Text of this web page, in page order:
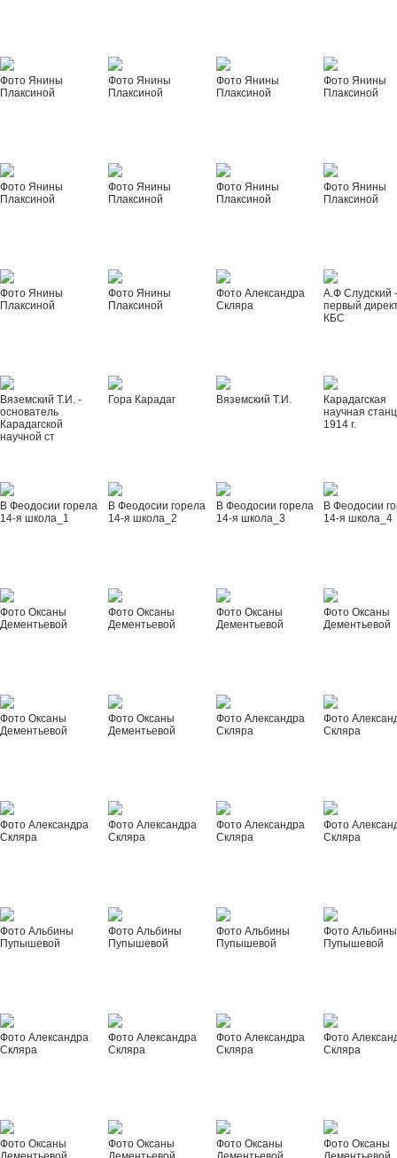
Фото Янины
Плаксиной
Фото Янины
Плаксиной
Фото Янины
Плаксиной
Фото Янины
Плаксиной
Фото Янины
Плаксиной
Фото Янины
Плаксиной
Фото Янины
Плаксиной
Фото Янины
Плаксиной
Фото Янины
Плаксиной
Фото Янины
Плаксиной
Фото Александра
Скляра
А.Ф Слудский
первый
КБС
Вяземский Т.И. -
основатель
Карадагской
научной ст
Гора Карадаг Вяземский Т.И.
Карадагская
научная
1914 г.
В Феодосии горела
14-я школа_1
В Феодосии горела
14-я школа_2
В Феодосии горела
14-я школа_3
В Феодосии
14-я школа_4
Фото Оксаны
Дементьевой
Фото Оксаны
Дементьевой
Фото Оксаны
Дементьевой
Фото Оксаны
Дементьевой
Фото Оксаны
Дементьевой
Фото Оксаны
Дементьевой
Фото Александра
Скляра
Фото
Скляра
Фото Александра
Скляра
Фото Александра
Скляра
Фото Александра
Скляра
Фото
Скляра
Фото Альбины
Пупышевой
Фото Альбины
Пупышевой
Фото Альбины
Пупышевой
Фото Альбины
Пупышевой
Фото Александра
Скляра
Фото Александра
Скляра
Фото Александра
Скляра
Фото
Скляра
Фото Оксаны
Фото Оксаны
Фото Оксаны
Фото Оксаны